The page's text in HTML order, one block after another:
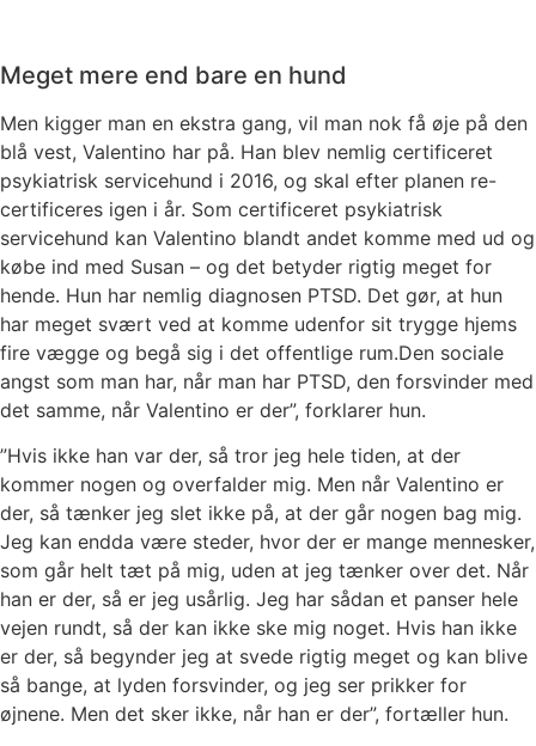
Meget mere end bare en hund
Men kigger man en ekstra gang, vil man nok få øje på den
blå vest, Valentino har på. Han blev nemlig certificeret
psykiatrisk servicehund i 2016, og skal efter planen re-
certificeres igen i år. Som certificeret psykiatrisk
servicehund kan Valentino blandt andet komme med ud og
købe ind med Susan – og det betyder rigtig meget for
hende. Hun har nemlig diagnosen PTSD. Det gør, at hun
har meget svært ved at komme udenfor sit trygge hjems
fire vægge og begå sig i det offentlige rum.Den sociale
angst som man har, når man har PTSD, den forsvinder med
det samme, når Valentino er der”, forklarer hun.
”Hvis ikke han var der, så tror jeg hele tiden, at der
kommer nogen og overfalder mig. Men når Valentino er
der, så tænker jeg slet ikke på, at der går nogen bag mig.
Jeg kan endda være steder, hvor der er mange mennesker,
som går helt tæt på mig, uden at jeg tænker over det. Når
han er der, så er jeg usårlig. Jeg har sådan et panser hele
vejen rundt, så der kan ikke ske mig noget. Hvis han ikke
er der, så begynder jeg at svede rigtig meget og kan blive
så bange, at lyden forsvinder, og jeg ser prikker for
øjnene. Men det sker ikke, når han er der”, fortæller hun.